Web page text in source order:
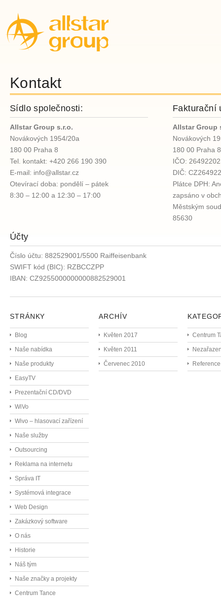
Kontakt
Sídlo společnosti:
Allstar Group s.r.o.
Novákových 1954/20a
180 00 Praha 8
Tel. kontakt: +420 266 190 390
E-mail: info@allstar.cz
Otevírací doba: pondělí – pátek
8:30 – 12:00 a 12:30 – 17:00
Fakturační
Allstar Group
Novákových
180 00 Praha 8
IČO: 26492202
DIČ:
Plátce DPH:
zapsáno v
Městským
85630
Účty
Číslo účtu: 882529001/5500 Raiffeisenbank
SWIFT kód (BIC): RZBCCZPP
IBAN: CZ9255000000000882529001
STRÁNKY
Blog
Naše nabídka
Naše produkty
EasyTV
Prezentační CD/DVD
WiVo
Wivo – hlasovací zařízení
Naše služby
Outsourcing
Reklama na internetu
Správa IT
Systémová integrace
Web Design
Zakázkový software
O nás
Historie
Náš tým
Naše značky a projekty
Centrum Tance
ARCHÍV
Květen 2017
Květen 2011
Červenec 2010
Centrum